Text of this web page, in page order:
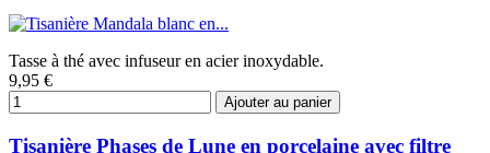
Tasse à thé avec infuseur en acier inoxydable.
9,95 €
Ajouter au panier
Tisanière Phases de Lune en porcelaine avec filtre